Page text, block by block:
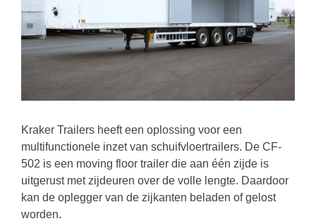
Kraker Trailers heeft een oplossing voor een
multifunctionele inzet van schuifvloertrailers. De CF-
502 is een moving floor trailer die aan één zijde is
uitgerust met zijdeuren over de volle lengte. Daardoor
kan de oplegger van de zijkanten beladen of gelost
worden.